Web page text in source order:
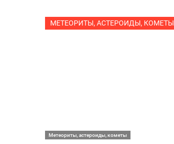
МЕТЕОРИТЫ, АСТЕРОИДЫ, КОМЕТЫ
Метеориты, астероиды, кометы